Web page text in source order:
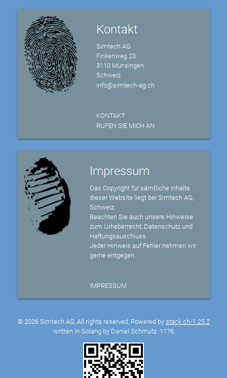
Kontakt
Simtech AG
Finkenweg 23
3110 Münsingen
Schweiz
info@simtech-ag.ch
KONTAKT
RUFEN SIE MICH AN
Impressum
Das Copyright für sämtliche Inhalte
dieser Website liegt bei Simtech AG,
Schweiz.
Beachten Sie auch unsere Hinweise
zum Urheberrecht, Datenschutz und
Haftungsauschluss.
Jeder Hinweis auf Fehler nehmen wir
gerne entgegen.
IMPRESSUM
© 2026 Simtech AG, All rights reserved, Powered by stack.ch/1.25.2
written in Golang by Daniel Schmutz 1176